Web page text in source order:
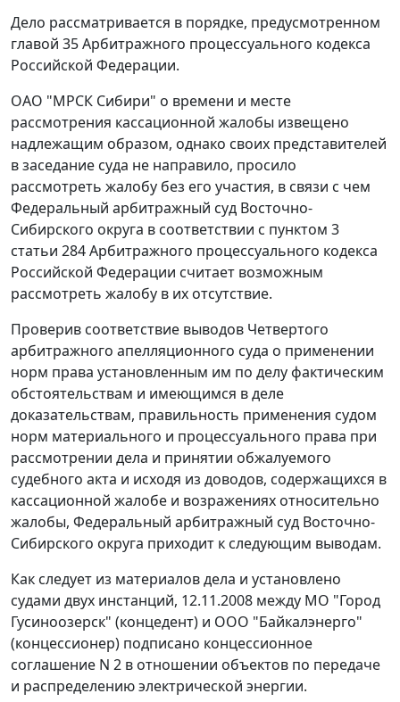
Дело рассматривается в порядке, предусмотренном
главой 35 Арбитражного процессуального кодекса
Российской Федерации.
ОАО "МРСК Сибири" о времени и месте
рассмотрения кассационной жалобы извещено
надлежащим образом, однако своих представителей
в заседание суда не направило, просило
рассмотреть жалобу без его участия, в связи с чем
Федеральный арбитражный суд Восточно-
Сибирского округа в соответствии с пунктом 3
статьи 284 Арбитражного процессуального кодекса
Российской Федерации считает возможным
рассмотреть жалобу в их отсутствие.
Проверив соответствие выводов Четвертого
арбитражного апелляционного суда о применении
норм права установленным им по делу фактическим
обстоятельствам и имеющимся в деле
доказательствам, правильность применения судом
норм материального и процессуального права при
рассмотрении дела и принятии обжалуемого
судебного акта и исходя из доводов, содержащихся в
кассационной жалобе и возражениях относительно
жалобы, Федеральный арбитражный суд Восточно-
Сибирского округа приходит к следующим выводам.
Как следует из материалов дела и установлено
судами двух инстанций, 12.11.2008 между МО "Город
Гусиноозерск" (концедент) и ООО "Байкалэнерго"
(концессионер) подписано концессионное
соглашение N 2 в отношении объектов по передаче
и распределению электрической энергии.